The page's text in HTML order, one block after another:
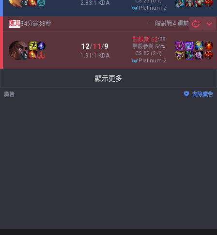
16 2.83:1 KDA
platinum 2
一般對戰4 週前
敗北34分鐘38秒
16
12/11/9
1.91:1 KDA
對線期 62:38
擊殺參與 54%
CS 82 (2.4)
platinum 2
顯示更多
廣告 去除廣告